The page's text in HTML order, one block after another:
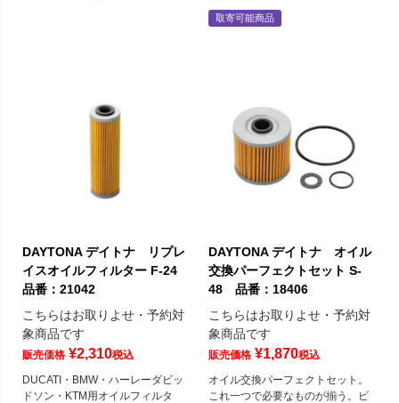
取寄可能商品
DAYTONA デイトナ リプレ
イスオイルフィルター F-24
品番：21042
こちらはお取りよせ・予約対
象商品です
販売価格 ¥2,310税込
DUCATI・BMW・ハーレーダビッ
ドソン・KTM用オイルフィルタ
DAYTONA デイトナ オイル
交換パーフェクトセット S-
48 品番：18406
こちらはお取りよせ・予約対
象商品です
販売価格 ¥1,870税込
オイル交換パーフェクトセット。
これ一つで必要なものが揃う。ビ